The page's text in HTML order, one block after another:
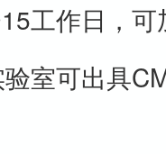
工作日，
室可出具